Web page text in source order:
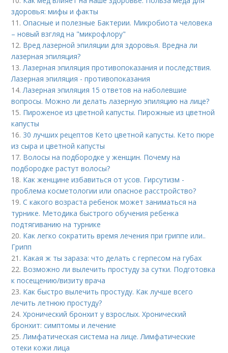
здоровья: мифы и факты
11.Опасные и полезные Бактерии. Микробиота человека
– новый взгляд на "микрофлору"
12. Вред лазерной эпиляции для здоровья. Вредна ли
лазерная эпиляция?
13.Лазерная эпиляция противопоказания и последствия.
Лазерная эпиляция - противопоказания
14.Лазерная эпиляция 15 ответов на наболевшие
вопросы. Можно ли делать лазерную эпиляцию на лице?
15. Пироженое из цветной капусты. Пирожные из цветной
капусты
16. 30 лучших рецептов Кето цветной капусты. Кето пюре
из сыра и цветной капусты
17. Волосы на подбородке у женщин. Почему на
подбородке растут волосы?
18. Как женщине избавиться от усов. Гирсутизм -
проблема косметологии или опасное расстройство?
19.С какого возраста ребенок может заниматься на
турнике. Методика быстрого обучения ребенка
подтягиванию на турнике
20. Как легко сократить время лечения при гриппе или..
Грипп
21. Какая ж ты зараза: что делать с герпесом на губах
22. Возможно ли вылечить простуду за сутки. Подготовка
к посещению/визиту врача
23. Как быстро вылечить простуду. Как лучше всего
лечить летнюю простуду?
24.Хронический бронхит у взрослых. Хронический
бронхит: симптомы и лечение
25.Лимфатическая система на лице. Лимфатические
отеки кожи лица